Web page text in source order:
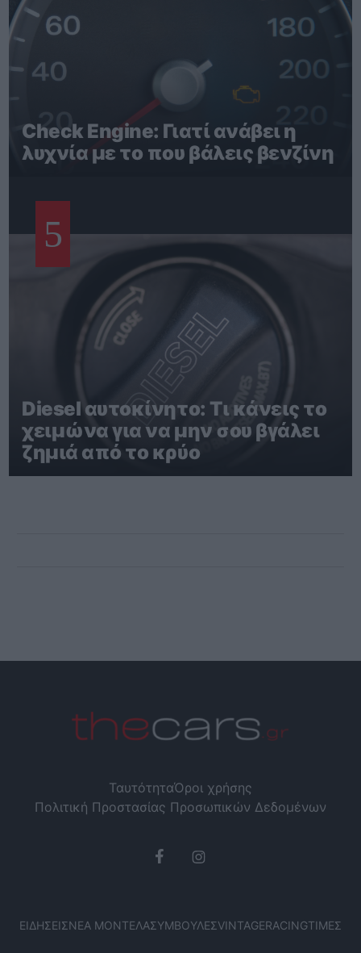
Check Engine: Γιατί ανάβει η
λυχνία με το που βάλεις βενζίνη
5
Diesel αυτοκίνητο: Τι κάνεις το
χειμώνα για να μην σου βγάλει
ζημιά από το κρύο
ΤαυτότηταΌροι χρήσης
Πολιτική Προστασίας Προσωπικών Δεδομένων
ΕΙΔΉΣΕΙΣΝΈΑ ΜΟΝΤΈΛΑΣΥΜΒΟΥΛΈΣVINTAGERACINGΤΙΜΈΣ